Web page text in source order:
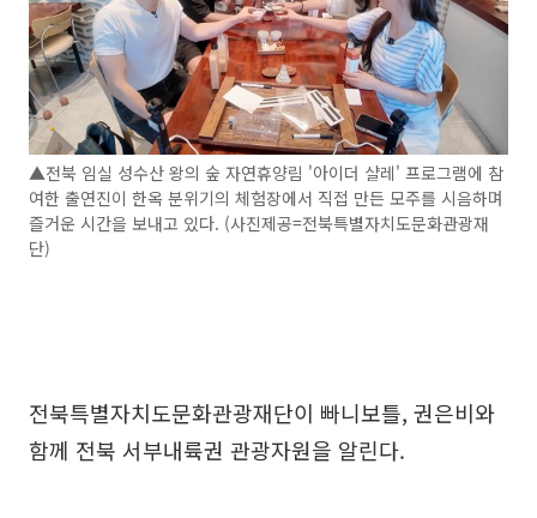
▲전북 임실 성수산 왕의 숲 자연휴양림 '아이더 샬레' 프로그램에 참
여한 출연진이 한옥 분위기의 체험장에서 직접 만든 모주를 시음하며
즐거운 시간을 보내고 있다. (사진제공=전북특별자치도문화관광재
단)
전북특별자치도문화관광재단이 빠니보틀, 권은비와
함께 전북 서부내륙권 관광자원을 알린다.